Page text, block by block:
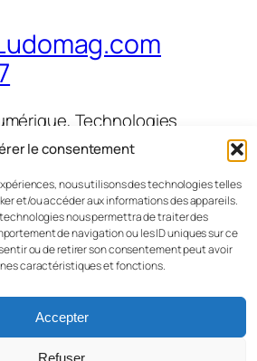
le consentement
nous utilisons des technologies telles
et/ou accéder aux informations des appareils.
nous permettra de traiter des
de navigation ou les ID uniques sur ce
ou de retirer son consentement peut avoir
caractéristiques et fonctions.
Accepter
Refuser
Technologies
e-learning, serious games,
Évènements
Boutique
Compositions
Thèmes